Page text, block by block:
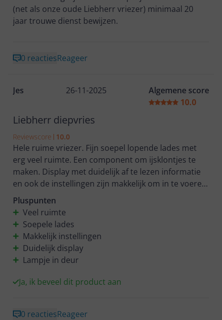
(net als onze oude Liebherr vriezer) minimaal 20
jaar trouwe dienst bewijzen.
0 reactiesReageer
Jes 26-11-2025
Algemene score
10.0
Liebherr diepvries
Reviewscore 10.0
Hele ruime vriezer. Fijn soepel lopende lades met
erg veel ruimte. Een component om ijsklontjes te
maken. Display met duidelijk af te lezen informatie
en ook de instellingen zijn makkelijk om in te voeren.
Alarm wanneer de deur te lang open staat is
duidelijk hoorbaar. Vriezer heeft een nette
uitstraling zou ook binnen in een keuken geen
vervelende aanblik geven. Het product werkt zoals
verwacht. Prijs is goed en redelijk voor de goede
kwaliteit vele ruimte en nette uitstraling die je
Pluspunten
Veel ruimte
Soepele lades
Makkelijk instellingen
Duidelijk display
Lampje in deur
Ja, ik beveel dit product aan
0 reactiesReageer